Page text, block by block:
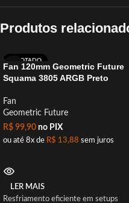
Produtos
ESGOTADO
Fan 120mm Geometric Future
Squama 3805 ARGB Preto
Fan
Geometric Future
R$ 99,90 no PIX
ou até 8x de R$ 13,88 sem juros
LER MAIS
Resfriamento eficiente em setups